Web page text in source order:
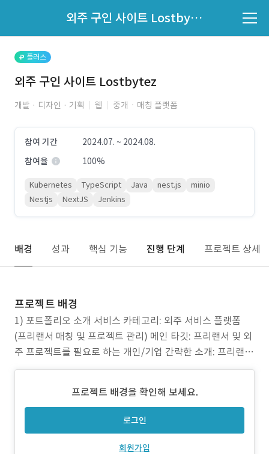
외주 구인 사이트 Lostbytez
지원자 목록 바로가기
플러스
외주 구인 사이트 Lostbytez
개발 · 디자인 · 기획 웹 중개ㆍ매칭 플랫폼
참여 기간
2024.07. ~ 2024.08.
참여율
100%
Kubernetes TypeScript Java nest.js
minio
Nestjs
NextJS Jenkins
배경 성과 핵심 기능 진행 단계 프로젝트 상세
프로젝트 배경
1) 포트폴리오 소개 서비스 카테고리: 외주 서비스 플랫폼
(프리랜서 매칭 및 프로젝트 관리) 메인 타깃: 프리랜서 및 외
주 프로젝트를 필요로 하는 개인/기업 간략한 소개: 프리랜서
와 클라이언트를 연결해주는 외주 서비스 플랫폼으로, 효율
발. 2) 작업 범위 개발에 참여한 범위: 시스템 아키텍처 설계
(MSA 기반) Kubernetes 클러스터
프로젝트 배경을 확인해 보세요.
로그인
회원가입